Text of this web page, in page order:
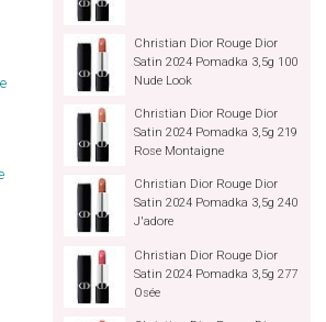
Christian Dior Rouge Dior
Satin 2024 Pomadka 3,5g 100
Nude Look
Christian Dior Rouge Dior
Satin 2024 Pomadka 3,5g 219
Rose Montaigne
Christian Dior Rouge Dior
Satin 2024 Pomadka 3,5g 240
J'adore
Christian Dior Rouge Dior
Satin 2024 Pomadka 3,5g 277
Osée